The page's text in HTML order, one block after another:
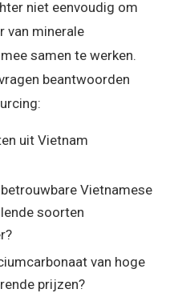
niet eenvoudig om
van minerale
samen te werken.
beantwoorden
uit Vietnam
Vietnamese
soorten
van hoge
prijzen?